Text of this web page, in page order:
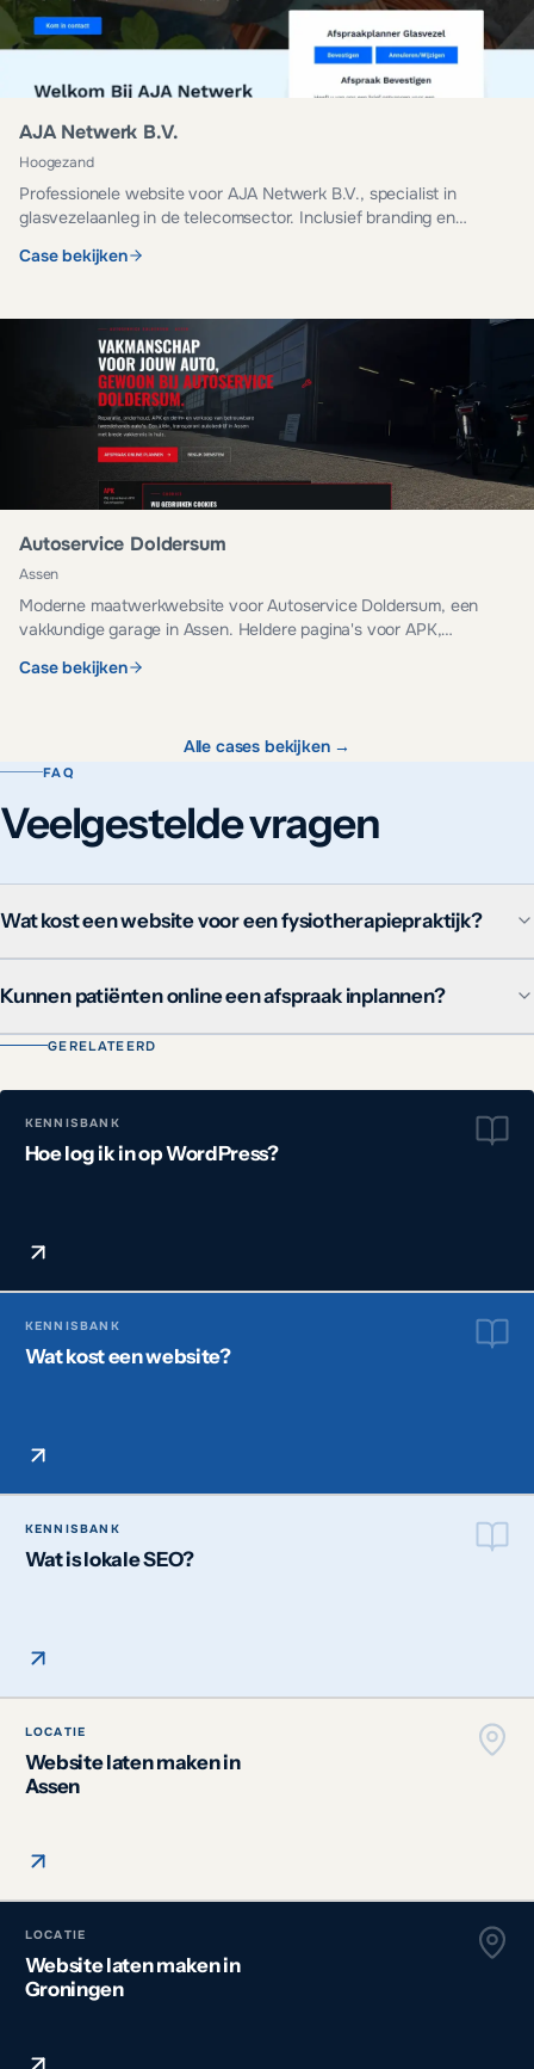
AJA Netwerk B.V.
Hoogezand
Professionele website voor AJA Netwerk B.V., specialist in
glasvezelaanleg in de telecomsector. Inclusief branding en
Case bekijken
Autoservice Doldersum
Assen
Moderne maatwerkwebsite voor Autoservice Doldersum, een
vakkundige garage in Assen. Heldere pagina's voor APK,
Case bekijken
Alle cases bekijken →
FAQ
Veelgestelde vragen
Wat kost een website voor een fysiotherapiepraktijk?
Kunnen patiënten online een afspraak inplannen?
GERELATEERD
KENNISBANK
Hoe log ik in op WordPress?
KENNISBANK
Wat kost een website?
KENNISBANK
Wat is lokale SEO?
LOCATIE
Website laten maken in
Assen
LOCATIE
Website laten maken in
Groningen